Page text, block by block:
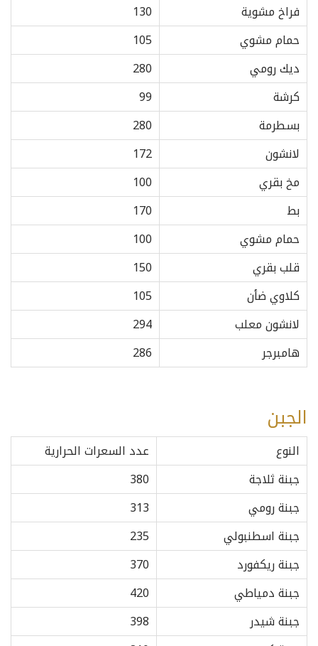
فراخ مشوية
130
حمام مشوي
105
ديك رومي
280
كرشة
99
بسطرمة
280
لانشون
172
مخ بقري
100
بط
170
حمام مشوي
100
قلب بقري
150
كلاوي ضأن
105
لانشون معلب
294
هامبرجر
286
الجبن
النوع
عدد السعرات الحرارية
جبنة ثلاجة
380
جبنة رومي
313
جبنة اسطنبولي
235
جبنة ريكفورد
370
جبنة دمياطي
420
جبنة شيدر
398